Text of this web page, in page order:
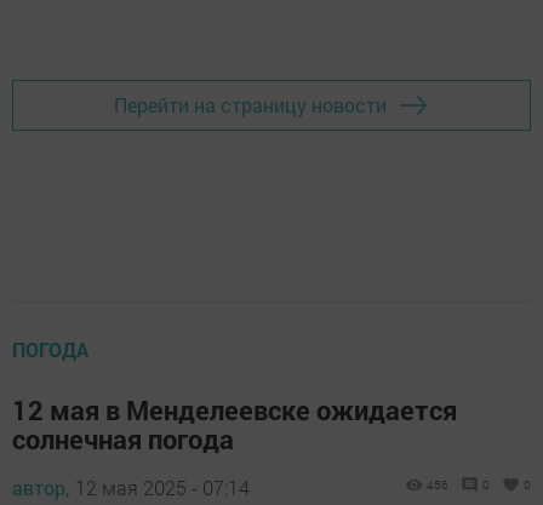
Перейти на страницу новости
ПОГОДА
12 мая в Менделеевске ожидается
солнечная погода
автор, 12 мая 2025 - 07:14 456 0 0